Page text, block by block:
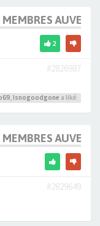
2
#2826987
, Isnogoodgone a liké
#2829649